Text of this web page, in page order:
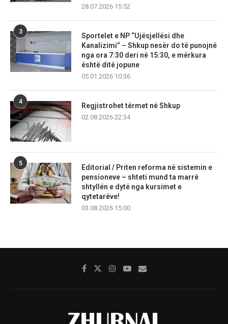
28.07.2026 15:52
3
Sportelet e NP “Ujësjellësi dhe
Kanalizimi” – Shkup nesër do të punojnë
nga ora 7:30 deri në 15:30, e mërkura
është ditë jopune
05.01.2026 10:36
4
Regjistrohet tërmet në Shkup
02.08.2026 22:34
5
Editorial / Priten reforma në sistemin e
pensioneve – shteti mund ta marrë
shtyllën e dytë nga kursimet e
qytetarëve!
03.08.2026 15:00